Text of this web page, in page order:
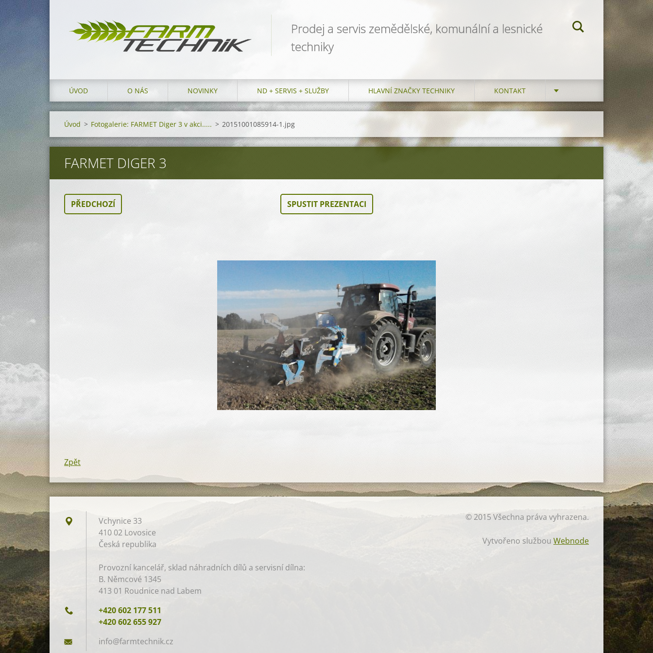
Prodej a servis zemědělské, komunální a lesnické
techniky
ÚVOD O NÁS NOVINKY ND + SERVIS + SLUŽBY HLAVNÍ ZNAČKY TECHNIKY KONTAKT
Úvod > Fotogalerie: FARMET Diger 3 v akci..... > 20151001085914-1.jpg
FARMET DIGER 3
PŘEDCHOZÍ SPUSTIT PREZENTACI
Zpět
Vchynice 33
410 02 Lovosice
Česká republika
Provozní kancelář, sklad náhradních dílů a servisní dílna:
B. Němcové 1345
413 01 Roudnice nad Labem
+420 602 177 511
+420 602 655 927
info@farmtechnik.cz
© 2015 Všechna práva vyhrazena.
Vytvořeno službou Webnode